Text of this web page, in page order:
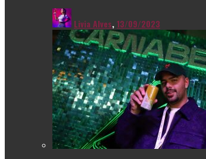
Livia Alves,13/09/2023